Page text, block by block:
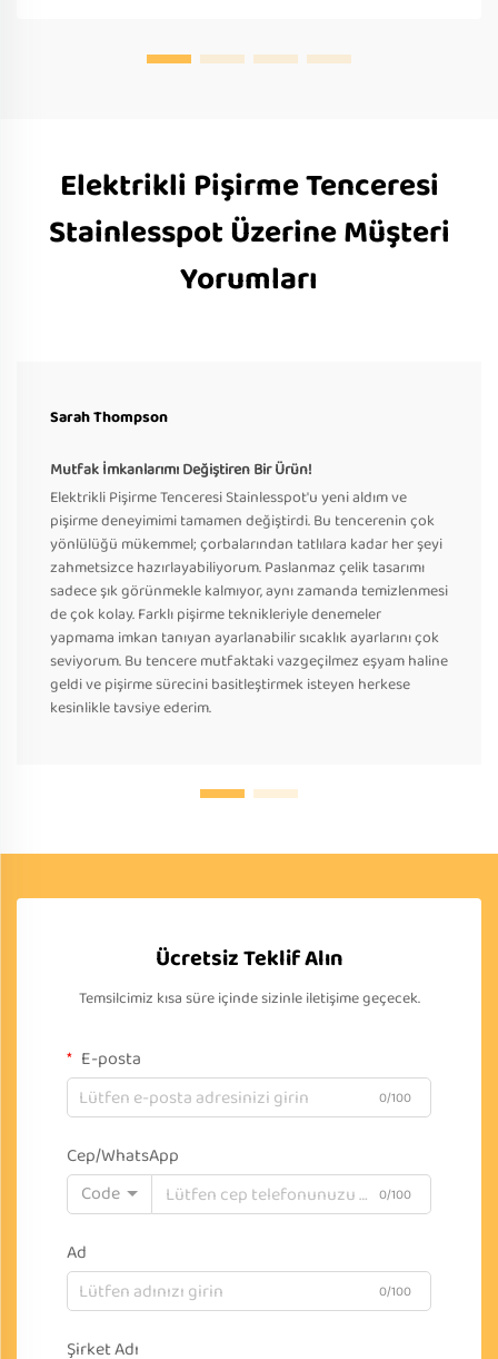
Elektrikli Pişirme Tenceresi
Stainlesspot Üzerine Müşteri
Yorumları
Sarah Thompson
Mutfak İmkanlarımı Değiştiren Bir Ürün!
Elektrikli Pişirme Tenceresi Stainlesspot'u yeni aldım ve
pişirme deneyimimi tamamen değiştirdi. Bu tencerenin çok
yönlülüğü mükemmel; çorbalarından tatlılara kadar her şeyi
zahmetsizce hazırlayabiliyorum. Paslanmaz çelik tasarımı
sadece şık görünmekle kalmıyor, aynı zamanda temizlenmesi
de çok kolay. Farklı pişirme teknikleriyle denemeler
yapmama imkan tanıyan ayarlanabilir sıcaklık ayarlarını çok
seviyorum. Bu tencere mutfaktaki vazgeçilmez eşyam haline
geldi ve pişirme sürecini basitleştirmek isteyen herkese
kesinlikle tavsiye ederim.
Ücretsiz Teklif Alın
Temsilcimiz kısa süre içinde sizinle iletişime geçecek.
E-posta
0/100
Cep/WhatsApp
Code
0/100
Ad
0/100
Şirket Adı